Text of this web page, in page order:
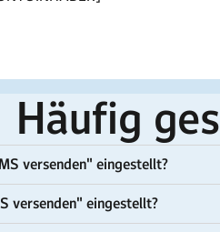
Häufig
versenden" eingestellt?
versenden" eingestellt?